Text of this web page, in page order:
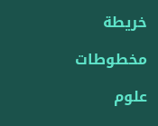
خريطة
مخطوطات
علوم